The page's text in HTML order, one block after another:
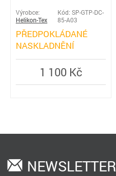
Výrobce:
Helikon-Tex
Kód: SP-GTP-DC-
85-A03
PŘEDPOKLÁDANÉ
NASKLADNĚNÍ
1 100 Kč
NEWSLETTER